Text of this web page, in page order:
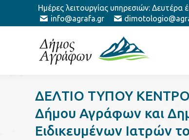
Ημέρες λειτουργίας υπηρεσιών:
info@agrafa.gr
ΔΕΛΤΙΟ ΤΥΠΟΥ
Δήμου Αγράφων και
Ειδικευμένων Ιατρών